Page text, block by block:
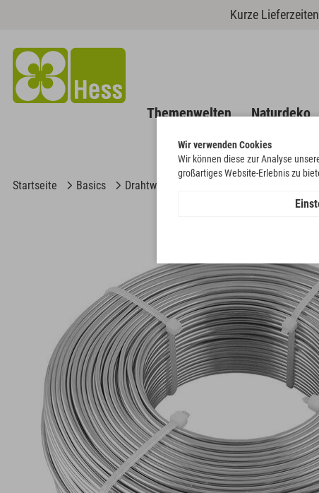
Kurze
Themenwelten Naturdeko
Startseite Basics Drahtwaren & Perlen
Wir verwenden Cookies
Wir können diese zur Analyse
großartiges Website-Erlebnis zu